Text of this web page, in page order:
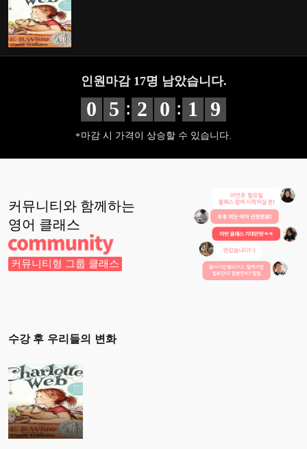
인원마감 17명 남았습니다.
0 5 : 2 0 : 1 8
마감 시 가격이 상승할 수 있습니다.
커뮤니티와 함께하는
영어 클래스
커뮤니티형 그룹 클래스
수강 후 우리들의 변화